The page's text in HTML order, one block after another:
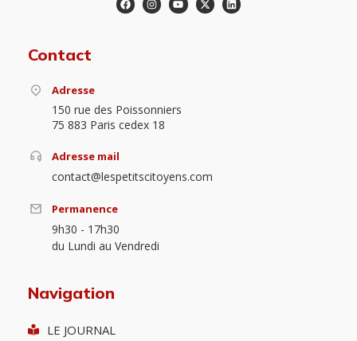
Contact
Adresse
150 rue des Poissonniers
75 883 Paris cedex 18
Adresse mail
contact@lespetitscitoyens.com
Permanence
9h30 - 17h30
du Lundi au Vendredi
Navigation
LE JOURNAL